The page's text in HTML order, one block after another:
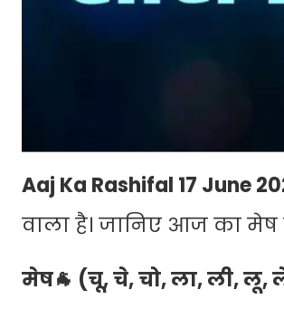
Aaj Ka Rashifal 17 June
वाला है। जानिए आज का
मेष🐐 (चू, चे, चो, ला, ली, लू,